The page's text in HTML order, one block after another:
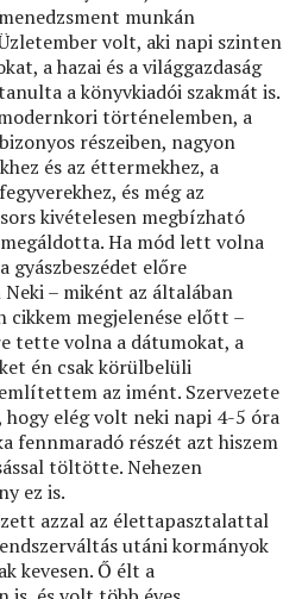
munkán
volt, aki napi szinten
a hazai és a világgazdaság
a könyvkiadói szakmát is.
történelemben, a
részeiben, nagyon
és az éttermekhez, a
és még az
kivételesen megbízható
Ha mód lett volna
gyászbeszédet előre
Neki – miként az általában
megjelenése előtt –
tette volna a dátumokat, a
én csak körülbelüli
az imént. Szervezete
elég volt neki napi 4-5 óra
fennmaradó részét azt hiszem
töltötte. Nehezen
ez is.
azzal az élettapasztalattal
utáni kormányok
kevesen. Ő élt a